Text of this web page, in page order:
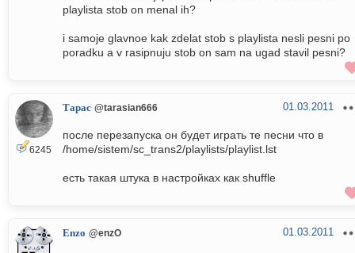
playlista stob on menal ih?
i samoje glavnoe kak zdelat stob s playlista nesli pesni po
poradku a v rasipnuju stob on sam na ugad stavil pesni?
6245
Тарас @tarasian666 01.03.2011
после перезапуска он будет играть те песни что в
/home/sistem/sc_trans2/playlists/playlist.lst
есть такая штука в настройках как shuffle
Enzo @enzO 01.03.2011